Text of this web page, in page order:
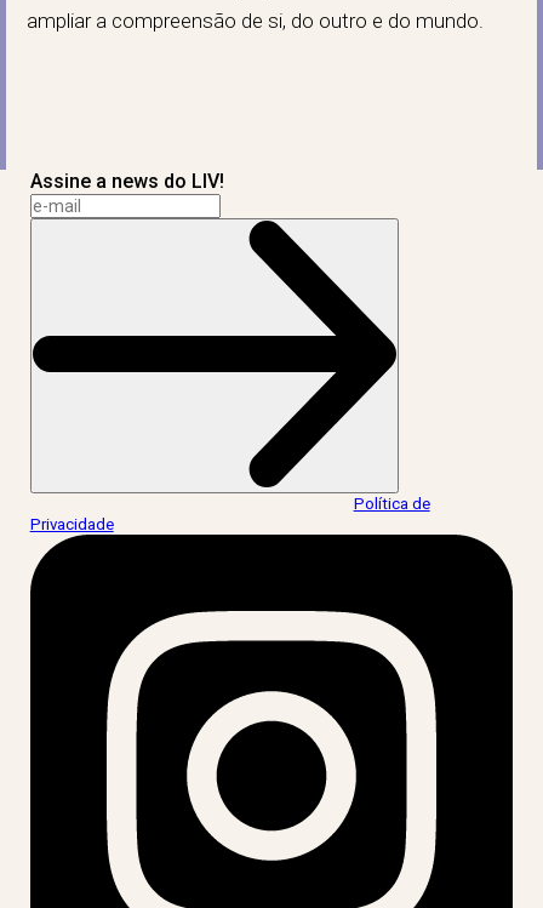
ampliar a compreensão de si, do outro e do mundo.
Assine a news do LIV!
Política de
Privacidade.